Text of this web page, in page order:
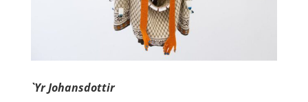
`Yr Johansdottir